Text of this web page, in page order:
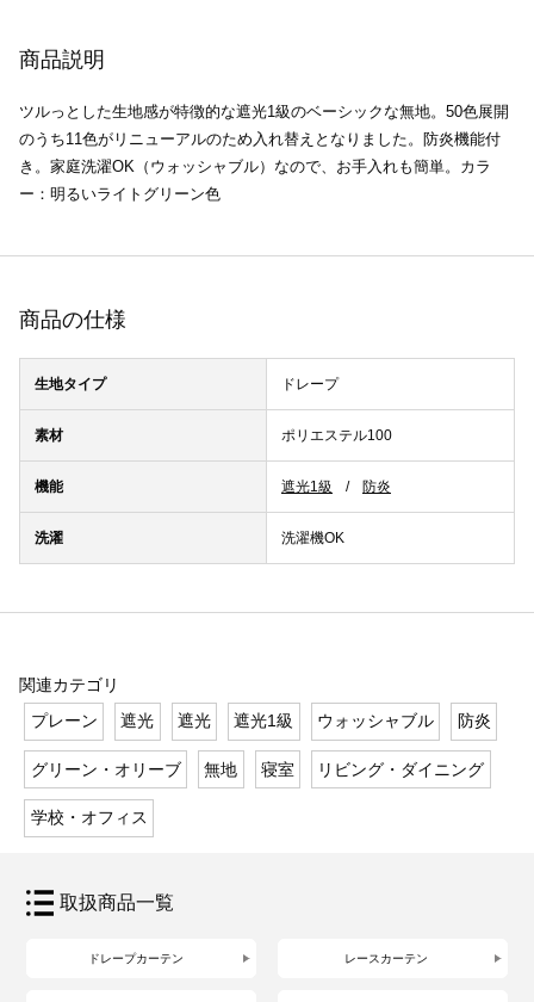
商品説明
ツルっとした生地感が特徴的な遮光1級のベーシックな無地。50色展開
のうち11色がリニューアルのため入れ替えとなりました。防炎機能付
き。家庭洗濯OK（ウォッシャブル）なので、お手入れも簡単。カラ
ー：明るいライトグリーン色
商品の仕様
生地タイプ ドレープ
素材 ポリエステル100
機能 遮光1級 防炎
洗濯 洗濯機OK
関連カテゴリ
プレーン
遮光 遮光 遮光1級 ウォッシャブル 防炎
グリーン・オリーブ 無地 寝室 リビング・ダイニング
学校・オフィス
取扱商品一覧
ドレープカーテン レースカーテン